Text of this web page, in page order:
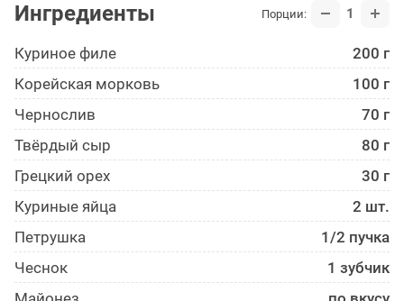
Ингредиенты Порции: 1
Куриное филе
200 г
Корейская морковь
100 г
Чернослив
70 г
Твёрдый сыр
80 г
Грецкий орех
30 г
Куриные яйца
2 шт.
Петрушка
1/2 пучка
Чеснок
1 зубчик